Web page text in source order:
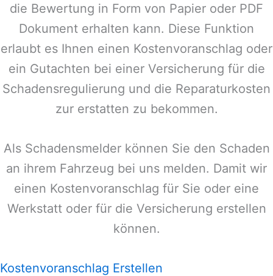
die Bewertung in Form von Papier oder PDF
Dokument erhalten kann. Diese Funktion
erlaubt es Ihnen einen Kostenvoranschlag oder
ein Gutachten bei einer Versicherung für die
Schadensregulierung und die Reparaturkosten
zur erstatten zu bekommen.
Als Schadensmelder können Sie den Schaden
an ihrem Fahrzeug bei uns melden. Damit wir
einen Kostenvoranschlag für Sie oder eine
Werkstatt oder für die Versicherung erstellen
können.
Kostenvoranschlag Erstellen